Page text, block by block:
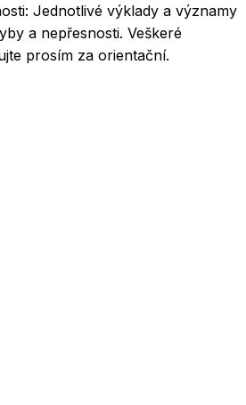
Jednotlivé výklady a významy
a nepřesnosti. Veškeré
prosím za orientační.